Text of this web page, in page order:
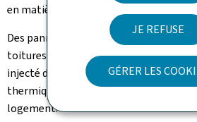
JE REFUSE
GÉRER LES
en matière d'énergie et de chauffage.
Des panneaux solaires
toitures plates, et l'excédent
injecté dans le réseau public. De
thermiques sont installés sur les
logement.